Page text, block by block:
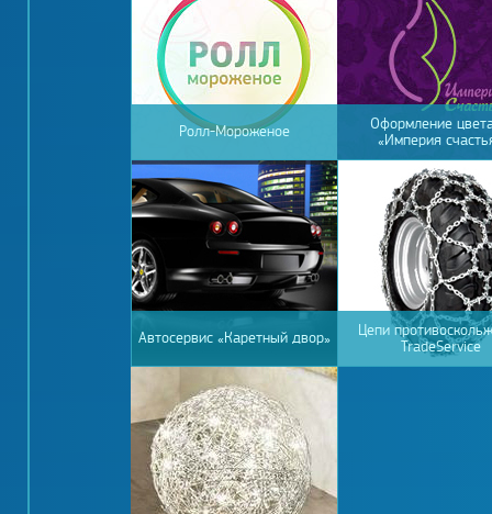
Ролл-Мороженое
Оформление
«Империя
Автосервис «Каретный двор»
Цепи
TradeService